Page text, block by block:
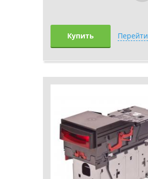
Купить Перейти